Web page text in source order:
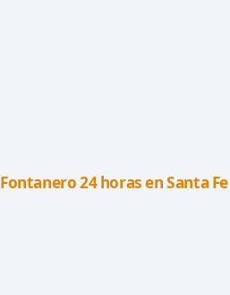
Fontanero 24 horas en Santa Fe